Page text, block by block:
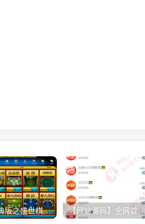
网狐经典版之盛世棋牌完整游戏源码（包含文档、架设教程、网站、源代码等） 【网站源码】全网首发+旗舰28完美运营Java版高仿28圈+彩种丰富+机器人+眯牌